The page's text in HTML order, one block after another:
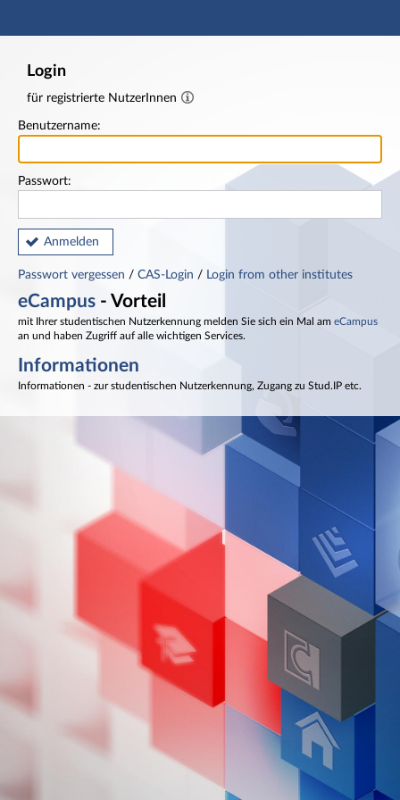
Hauptnavigation
Login
für registrierte NutzerInnen
Benutzername:
Passwort:
Anmelden
Passwort vergessen / CAS-Login / Login from other institutes
eCampus - Vorteil
mit Ihrer studentischen Nutzerkennung melden Sie sich ein Mal am eCampus
an und haben Zugriff auf alle wichtigen Services.
Informationen
Informationen - zur studentischen Nutzerkennung, Zugang zu Stud.IP etc.